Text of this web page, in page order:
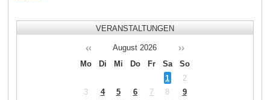
VERANSTALTUNGEN
August 2026
Mo
Di Mi Do Fr Sa
So
1
2
3
4 5 6 7 8
9